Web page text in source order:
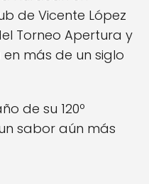
de Vicente López
Torneo Apertura y
más de un siglo
de su 120º
sabor aún más